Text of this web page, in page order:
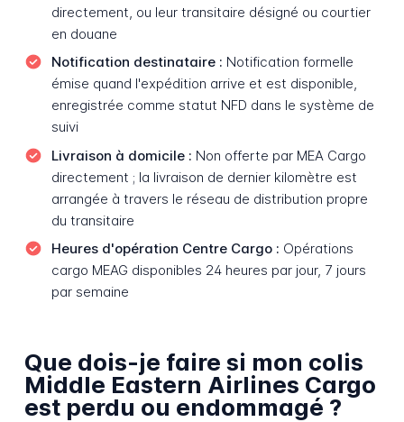
directement, ou leur transitaire désigné ou courtier
en douane
Notification destinataire : Notification formelle
émise quand l'expédition arrive et est disponible,
enregistrée comme statut NFD dans le système de
suivi
Livraison à domicile : Non offerte par MEA Cargo
directement ; la livraison de dernier kilomètre est
arrangée à travers le réseau de distribution propre
du transitaire
Heures d'opération Centre Cargo : Opérations
cargo MEAG disponibles 24 heures par jour, 7 jours
par semaine
Que dois-je faire si mon colis
Middle Eastern Airlines Cargo
est perdu ou endommagé ?